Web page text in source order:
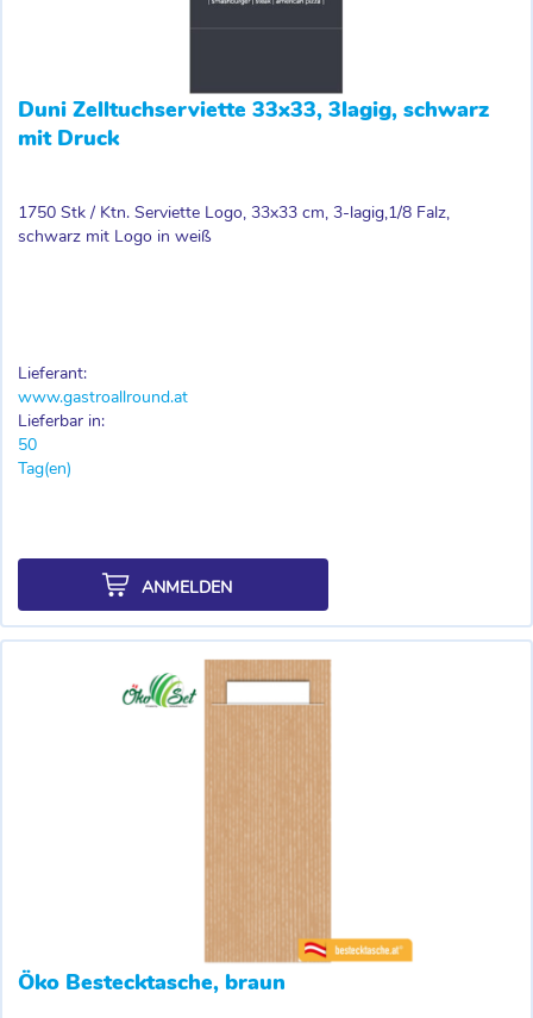
Duni Zelltuchserviette 33x33, 3lagig, schwarz
mit Druck
1750 Stk / Ktn. Serviette Logo, 33x33 cm, 3-lagig,1/8 Falz,
schwarz mit Logo in weiß
Lieferant:
www.gastroallround.at
Lieferbar in:
50
Tag(en)
ANMELDEN
Öko Bestecktasche, braun